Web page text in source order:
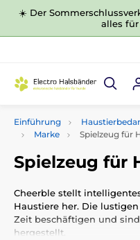
☀️ Der
alles
Einführung
Marke
Spielzeug für
Spielzeug für
Cheerble stellt
Haustiere her. Die
Zeit beschäftigen und
hergestellt.